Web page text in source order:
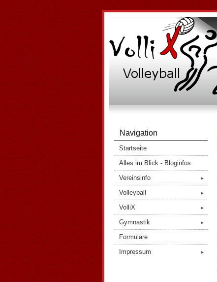
Navigation
Startseite
Alles im Blick - Bloginfos
Vereinsinfo
►
Volleyball ►
VolliX ►
Gymnastik ►
Formulare
Impressum
►